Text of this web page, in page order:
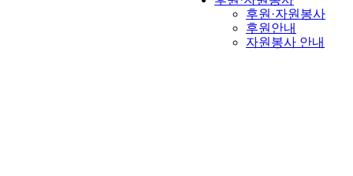
후원·자원봉사
후원안내
자원봉사 안내